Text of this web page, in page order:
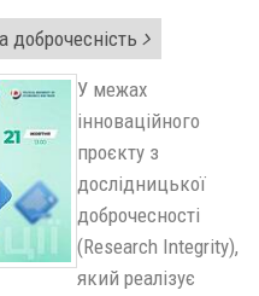
доброчесність
У межах
інноваційного
проєкту з
дослідницької
доброчесності
(Research Integrity),
який реалізує